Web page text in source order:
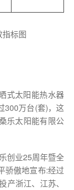
标图
式太阳能热水器
300万台(套)，这
乐太阳能有限公
创业25周年暨全
骄傲地宣布:经过
产浙江、江苏、